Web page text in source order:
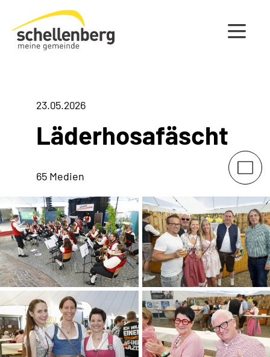
Gemeinde Schellenberg Startseite
23.05.2026
Läderhosafäscht
65 Medien